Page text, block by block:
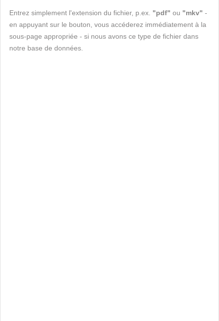
Entrez simplement l'extension du fichier, p.ex. "pdf" ou "mkv" -
en appuyant sur le bouton, vous accéderez immédiatement à la
sous-page appropriée - si nous avons ce type de fichier dans
notre base de données.